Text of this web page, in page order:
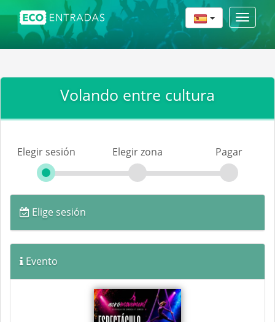
Toggle
Volando entre cultura
Elegir sesión Elegir zona Pagar
Elige sesión
Evento